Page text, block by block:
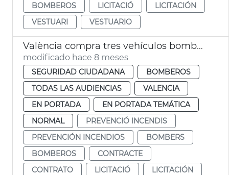
BOMBEROS
LICITACIÓ
LICITACIÓN
VESTUARI
VESTUARIO
València compra tres vehículos bomberos
modificado hace 8 meses
SEGURIDAD CIUDADANA
BOMBEROS
TODAS LAS AUDIENCIAS
VALENCIA
EN PORTADA
EN PORTADA TEMÁTICA
NORMAL
PREVENCIÓ INCENDIS
PREVENCIÓN INCENDIOS
BOMBERS
BOMBEROS
CONTRACTE
CONTRATO
LICITACIÓ
LICITACIÓN